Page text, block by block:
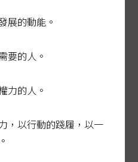
／高雄報導
購衣習慣調查」，
眾每年至少丟掉五
鐘有九點九件衣服
八百億件新衣服，
「快時尚」品牌衣
展的動能。
要的人。
力的人。
，以行動的踐履，以一